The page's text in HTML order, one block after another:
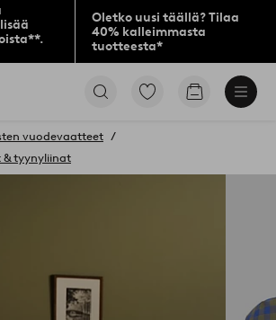
Oletko uusi täällä? Tilaa
40% kalleimmasta
tuotteesta*
Siirry
Siirry
vuodevaatteet
& tyynyliinat